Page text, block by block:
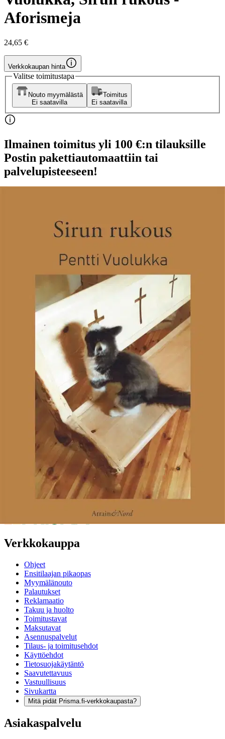
Aforismeja
24,65 €
Verkkokaupan hinta
Valitse toimitustapa
Nouto myymälästä
Ei saatavilla
Toimitus
Ei saatavilla
Ilmainen toimitus yli 100 €:n tilauksille
Postin pakettiautomaattiin tai
palvelupisteeseen!
Tarkista myymäläsaatavuus
"Täytyy osata paljon, jotta voi sietää tietämättömyyden ahdistusta."
Kemiläisen lastenlääkärin kolmas aforismikokoelma.
Ominaisuudet
Oletko tyytyväinen tuotetietoihin?
Ovatko tuotetiedot riittävät? Jos tuotetiedoissa on puutteita tai niitä
voisi muuten parantaa, anna palautetta.
Verkkokauppa
Ohjeet
Ensitilaajan pikaopas
Myymälänouto
Palautukset
Reklamaatio
Takuu ja huolto
Toimitustavat
Maksutavat
Asennuspalvelut
Tilaus- ja toimitusehdot
Käyttöehdot
Tietosuojakäytäntö
Saavutettavuus
Vastuullisuus
Sivukartta
Mitä pidät Prisma.fi-verkkokaupasta?
Asiakaspalvelu